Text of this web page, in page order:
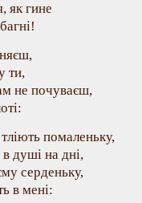
як гине
ти,
не почуваєш,
помаленьку,
в душі на дні,
серденьку,
в мені: